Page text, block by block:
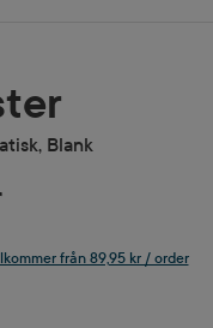
Blank
från 89,95 kr / order